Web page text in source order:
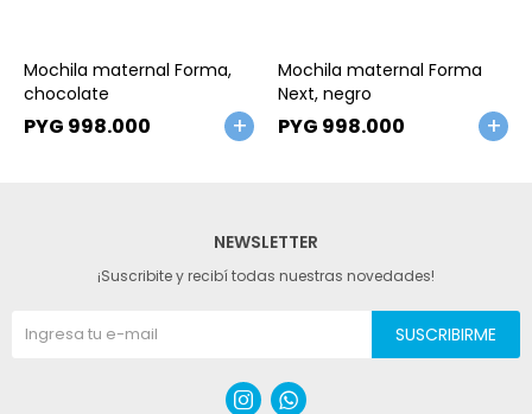
Mochila maternal Forma,
chocolate
PYG 998.000
Mochila maternal Forma
Next, negro
PYG 998.000
NEWSLETTER
¡Suscribite y recibí todas nuestras novedades!
SUSCRIBIRME
 